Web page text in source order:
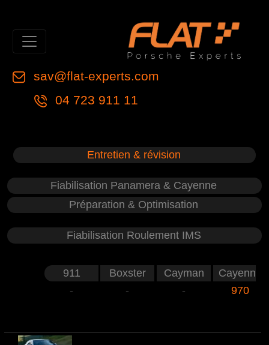
sav@flat-experts.com
04 723 911 11
Entretien & révision
Fiabilisation Panamera & Cayenne
Préparation & Optimisation
Fiabilisation Roulement IMS
911 Boxster Cayman
Cayenne
-
- - 970